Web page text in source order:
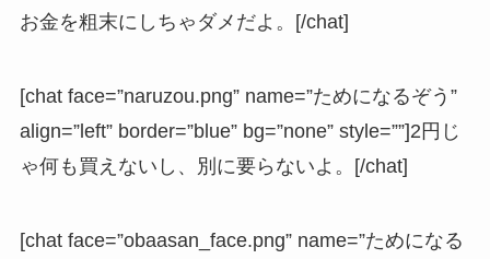
お金を粗末にしちゃダメだよ。[/chat]
[chat face=”naruzou.png” name=”ためになるぞう”
align=”left” border=”blue” bg=”none” style=””]2円じ
ゃ何も買えないし、別に要らないよ。[/chat]
[chat face=”obaasan_face.png” name=”ためになる